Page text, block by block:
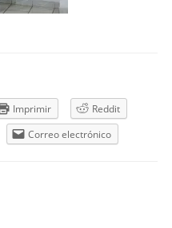
Imprimir
Reddit
Correo electrónico